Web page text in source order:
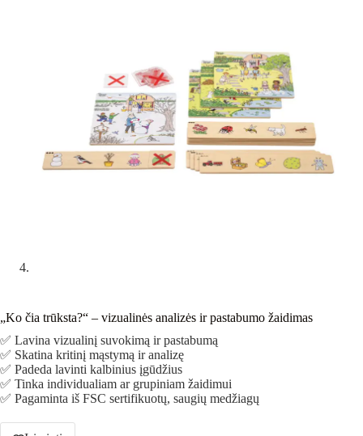
„Ko čia trūksta?“ – vizualinės analizės ir pastabumo žaidimas
✅ Lavina vizualinį suvokimą ir pastabumą
✅ Skatina kritinį mąstymą ir analizę
✅ Padeda lavinti kalbinius įgūdžius
✅ Tinka individualiam ar grupiniam žaidimui
✅ Pagaminta iš FSC sertifikuotų, saugių medžiagų